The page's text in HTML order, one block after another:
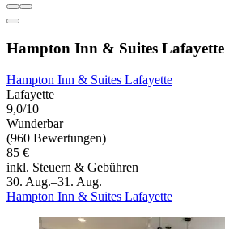
Hampton Inn & Suites Lafayette
Hampton Inn & Suites Lafayette
Lafayette
9,0/10
Wunderbar
(960 Bewertungen)
85 €
inkl. Steuern & Gebühren
30. Aug.–31. Aug.
Hampton Inn & Suites Lafayette